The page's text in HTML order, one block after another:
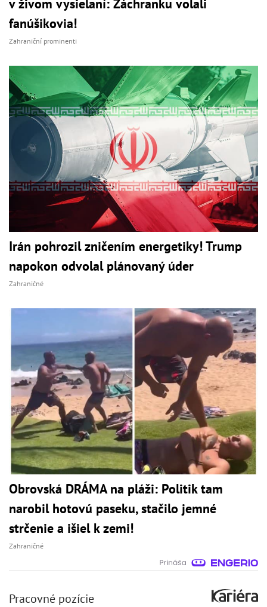
fanúšikovia!
Zahraniční prominenti
Irán pohrozil zničením energetiky! Trump
napokon odvolal plánovaný úder
Zahraničné
Obrovská DRÁMA na pláži: Politik tam
narobil hotovú paseku, stačilo jemné
strčenie a išiel k zemi!
Zahraničné
Pracovné pozície